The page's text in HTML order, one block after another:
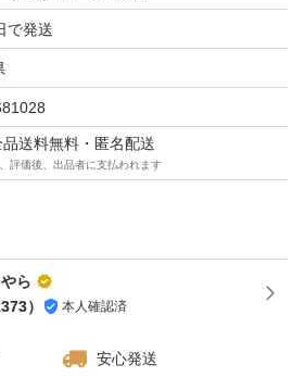
で発送
送料無料・匿名配送
評価後、出品者に支払われます
ら
） 本人確認済
安心発送